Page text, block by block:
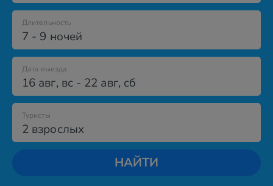
7 - 9 ночей
Длительность
Дата выезда
16 авг, вс- 22 авг, сб
2 взрослых
Туристы
НАЙТИ